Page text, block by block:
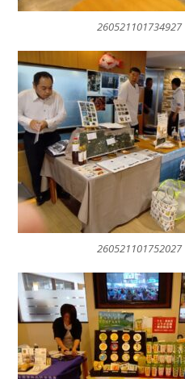
260521101734927
260521101752027